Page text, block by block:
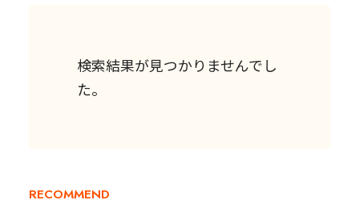
検索結果が見つかりませんでし
た。
RECOMMEND